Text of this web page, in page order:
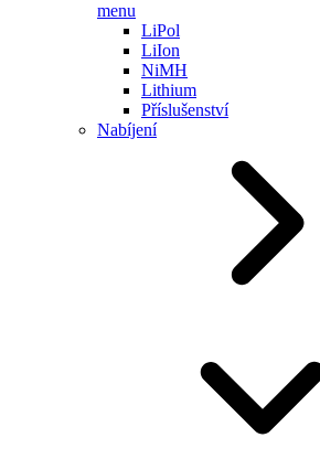
menu
LiPol
LiIon
NiMH
Lithium
Příslušenství
Nabíjení